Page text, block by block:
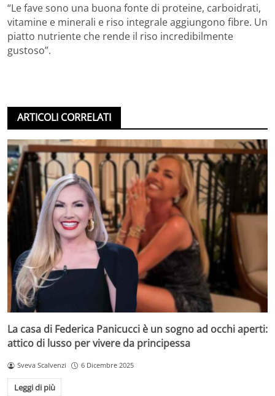
“Le fave sono una buona fonte di proteine, carboidrati,
vitamine e minerali e riso integrale aggiungono fibre. Un
piatto nutriente che rende il riso incredibilmente
gustoso”.
ARTICOLI CORRELATI
La casa di Federica Panicucci è un sogno ad occhi aperti:
attico di lusso per vivere da principessa
Sveva Scalvenzi 6 Dicembre 2025
Leggi di più